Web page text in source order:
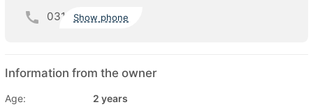
031 Show phone
Information from the owner
Age:
2 years